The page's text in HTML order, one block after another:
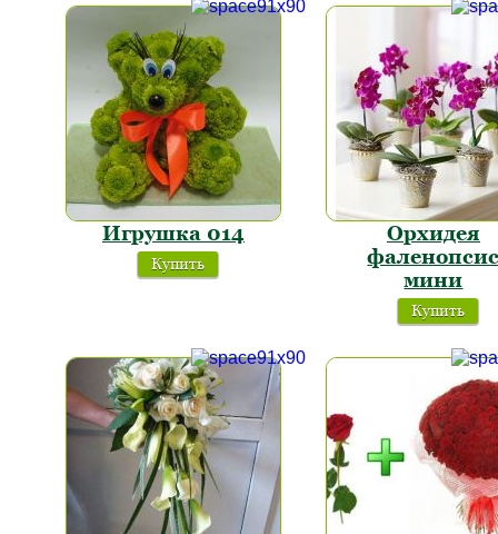
Игрушка 014
Купить
Орхидея
мини
Купить